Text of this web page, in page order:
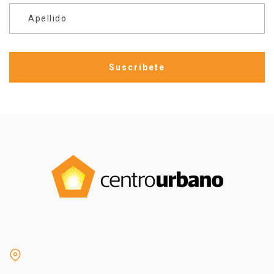
Apellido